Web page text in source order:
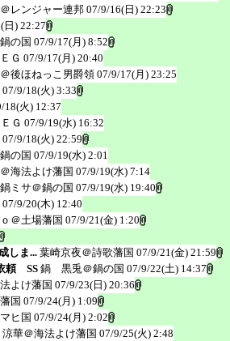
レンジャー連邦 07/9/16(日) 22:23
日) 22:27
の国 07/9/17(月) 8:52
Ｇ 07/9/17(月) 20:40
後ほねっこ男爵領 07/9/17(月) 23:25
07/9/18(火) 3:33
18(火) 12:37
Ｇ 07/9/19(水) 16:32
07/9/18(火) 22:59
の国 07/9/19(水) 2:01
海法よけ藩国 07/9/19(水) 7:14
ミサ＠鍋の国 07/9/19(水) 19:40
07/9/20(木) 12:40
＠土場藩国 07/9/21(金) 1:20
しま... 葉崎京夜＠詩歌藩国 07/9/21(金) 21:59
頼 SS 鍋 黒兎＠鍋の国 07/9/22(土) 14:37
よけ藩国 07/9/23(日) 20:36
国 07/9/24(月) 1:09
ヒ国 07/9/24(月) 2:02
涼華＠海法よけ藩国 07/9/25(火) 2:48